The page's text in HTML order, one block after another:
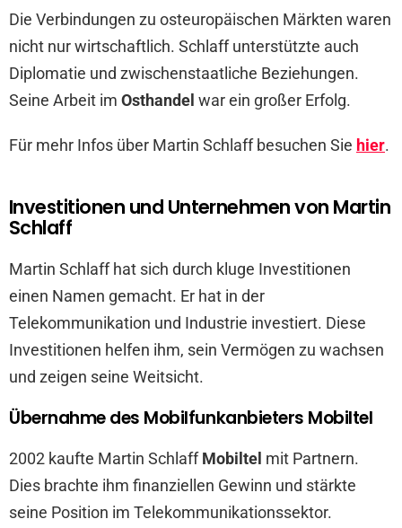
Die Verbindungen zu osteuropäischen Märkten waren
nicht nur wirtschaftlich. Schlaff unterstützte auch
Diplomatie und zwischenstaatliche Beziehungen.
Seine Arbeit im Osthandel war ein großer Erfolg.
Für mehr Infos über Martin Schlaff besuchen Sie hier.
Investitionen und Unternehmen von Martin
Schlaff
Martin Schlaff hat sich durch kluge Investitionen
einen Namen gemacht. Er hat in der
Telekommunikation und Industrie investiert. Diese
Investitionen helfen ihm, sein Vermögen zu wachsen
und zeigen seine Weitsicht.
Übernahme des Mobilfunkanbieters Mobiltel
2002 kaufte Martin SchlaffMobiltel mit Partnern.
Dies brachte ihm finanziellen Gewinn und stärkte
seine Position im Telekommunikationssektor.